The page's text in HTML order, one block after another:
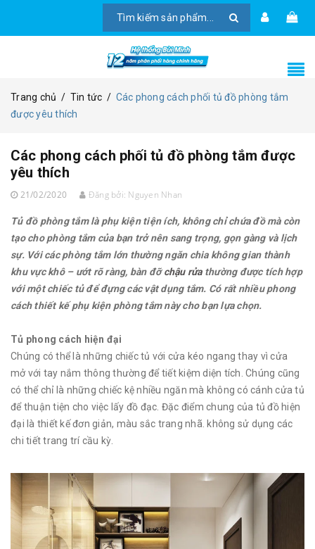
Trang chủ / Tin tức / Các phong cách phối tủ đồ phòng tắm
được yêu thích
Các phong cách phối tủ đồ phòng tắm được
yêu thích
21/02/2020 Đăng bởi: Nguyen Nhan
Tủ đồ phòng tắm là phụ kiện tiện ích, không chỉ chứa đồ mà còn
tạo cho phòng tắm của bạn trở nên sang trọng, gọn gàng và lịch
sự. Với các phòng tắm lớn thường ngăn chia không gian thành
khu vực khô – ướt rõ ràng, bàn đỡchậu rửathường được tích hợp
với một chiếc tủ để đựng các vật dụng tắm. Có rất nhiều phong
cách thiết kế phụ kiện phòng tắm này cho bạn lựa chọn.
Tủ phong cách hiện đại
Chúng có thể là những chiếc tủ với cửa kéo ngang thay vì cửa
mở với tay nắm thông thường để tiết kiệm diện tích. Chúng cũng
có thể chỉ là những chiếc kệ nhiều ngăn mà không có cánh cửa tủ
để thuận tiện cho việc lấy đồ đạc. Đặc điểm chung của tủ đồ hiện
đại là thiết kế đơn giản, màu sắc trang nhã. không sử dụng các
chi tiết trang trí cầu kỳ.